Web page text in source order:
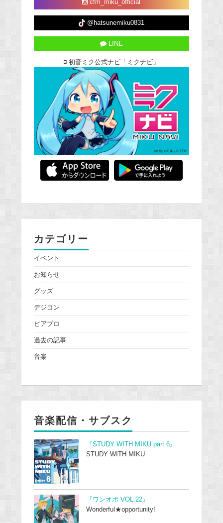
cfm_miku_official
@hatsunemiku0831
LINE
初音ミク公式ナビ「ミクナビ」
カテゴリー
イベント
お知らせ
グッズ
デジコン
ピアプロ
過去の記事
音楽
音楽配信・サブスク
『STUDY WITH MIKU part 6』
STUDY WITH MIKU
『ワンオポ VOL.22』
Wonderful★opportunity!